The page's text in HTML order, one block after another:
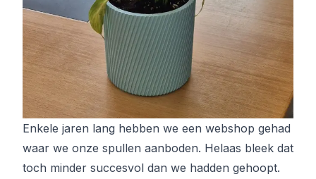
Enkele jaren lang hebben we een webshop gehad
waar we onze spullen aanboden. Helaas bleek dat
toch minder succesvol dan we hadden gehoopt.